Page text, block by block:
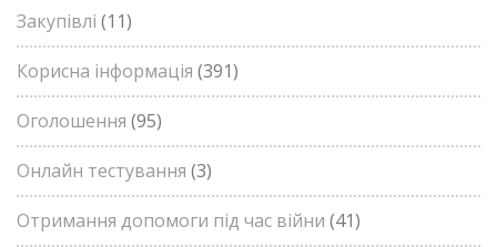
Закупівлі (11)
Корисна інформація (391)
Оголошення (95)
Онлайн тестування (3)
Отримання допомоги під час війни (41)